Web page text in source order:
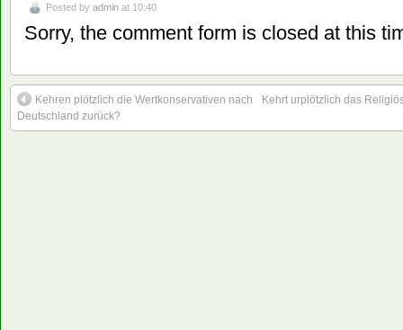
Posted by admin at 10:40
Sorry, the comment form is closed at this
Kehren plötzlich die Wertkonservativen nach
Deutschland zurück?
Kehrt urplötzlich das